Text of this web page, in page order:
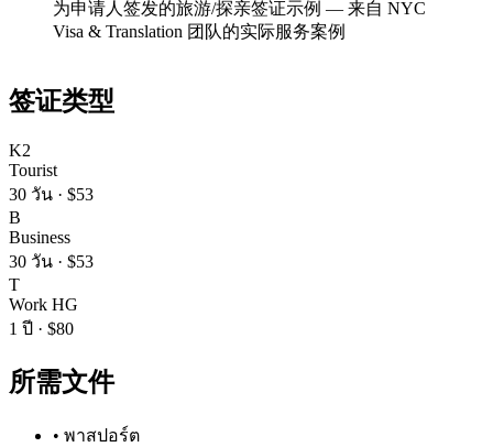
为申请人签发的旅游/探亲签证示例 — 来自 NYC
Visa & Translation 团队的实际服务案例
签证类型
K2
Tourist
30 วัน · $53
B
Business
30 วัน · $53
T
Work HG
1 ปี · $80
所需文件
• พาสปอร์ต